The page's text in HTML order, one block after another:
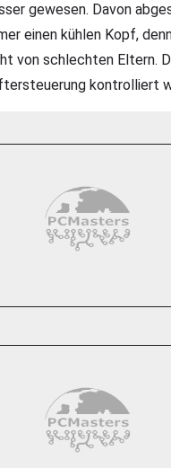
gewesen. Davon
einen kühlen Kopf,
von schlechten Eltern.
kontrolliert